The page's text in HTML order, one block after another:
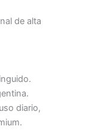
de alta
diario,